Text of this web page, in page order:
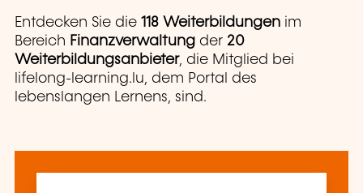
Entdecken Sie die 118 Weiterbildungen im
Bereich Finanzverwaltung der 20
Weiterbildungsanbieter, die Mitglied bei
lifelong-learning.lu, dem Portal des
lebenslangen Lernens, sind.